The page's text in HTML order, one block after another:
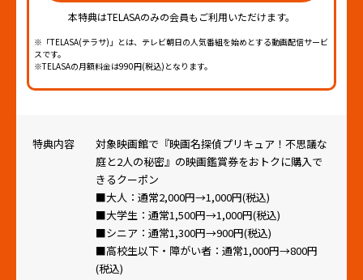
本特典はTELASAのみの会員もご利用いただけます。
※「TELASA(テラサ)」とは、テレビ朝日の人気番組を始めとする動画配信サービ
スです。
※TELASAの月額料金は990円(税込)となります。
特典内容
対象映画館で『映画名探偵プリキュア！不思議な
庭と2人の秘密』の映画鑑賞券をおトクに購入で
きるクーポン
■大人：通常2,000円→1,000円(税込)
■大学生：通常1,500円→1,000円(税込)
■シニア：通常1,300円→900円(税込)
■高校生以下・障がい者：通常1,000円→800円
(税込)